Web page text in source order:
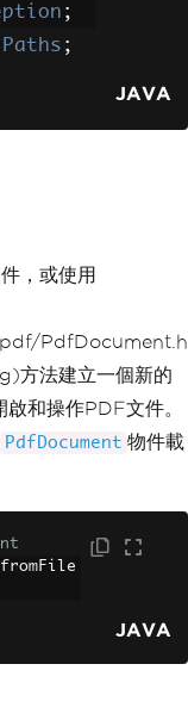
;
Paths ;
JAVA
，或使用
PdfDocument.h
法建立一個新的
和操作PDF文件。
PdfDocument 物件載
fromFile
JAVA